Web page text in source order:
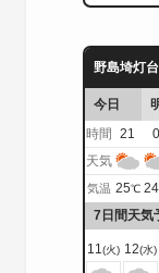
野島埼灯
今日
時間
21 0
天気
気温 25℃ 24
7日間天気
11(火) 12(水)